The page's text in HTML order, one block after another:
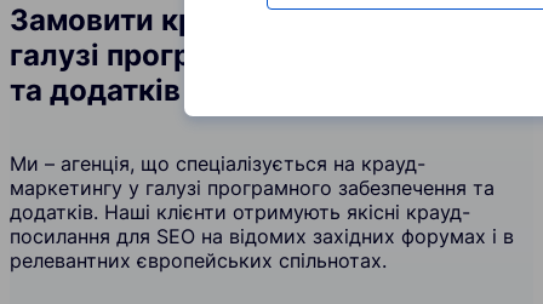
Замовити крауд-посилання у
галузі програмного забезпечення
та додатків
Ми – агенція, що спеціалізується на крауд-
маркетингу у галузі програмного забезпечення та
додатків. Наші клієнти отримують якісні крауд-
посилання для SEO на відомих західних форумах і в
релевантних європейських спільнотах.